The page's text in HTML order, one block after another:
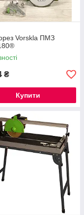
Vorskla ПМЗ
₴
Купити